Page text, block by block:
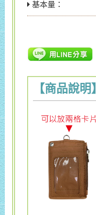
基本量：
【商品說明】